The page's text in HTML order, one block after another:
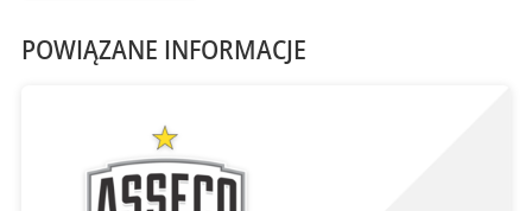
POWIĄZANE INFORMACJE